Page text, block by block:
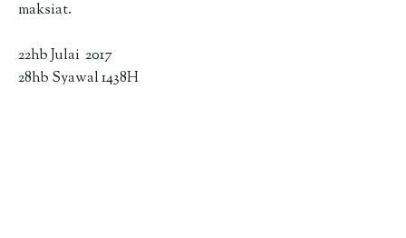
maksiat.
22hb Julai 2017
28hb Syawal 1438H